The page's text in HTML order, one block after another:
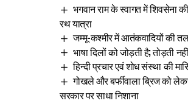
भगवान राम के स्वागत में शिवसेना
रथ यात्रा
जम्मू-कश्मीर में आतंकवादियों की
भाषा दिलों को जोड़ती है; तोड़ती
हिन्दी प्रचार एवं शोध संस्था की
गोखले और बर्फीवाला ब्रिज को
सरकार पर साधा निशाना